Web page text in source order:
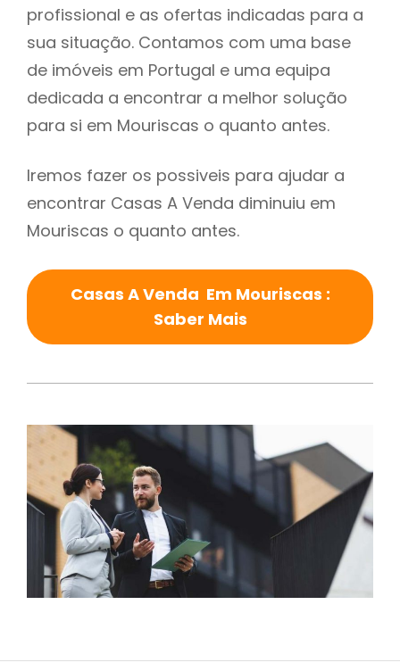
profissional e as ofertas indicadas para a
sua situação. Contamos com uma base
de imóveis em Portugal e uma equipa
dedicada a encontrar a melhor solução
para si em Mouriscas o quanto antes.
Iremos fazer os possiveis para ajudar a
encontrar Casas A Venda diminuiu em
Mouriscas o quanto antes.
Casas A Venda Em Mouriscas :
Saber Mais